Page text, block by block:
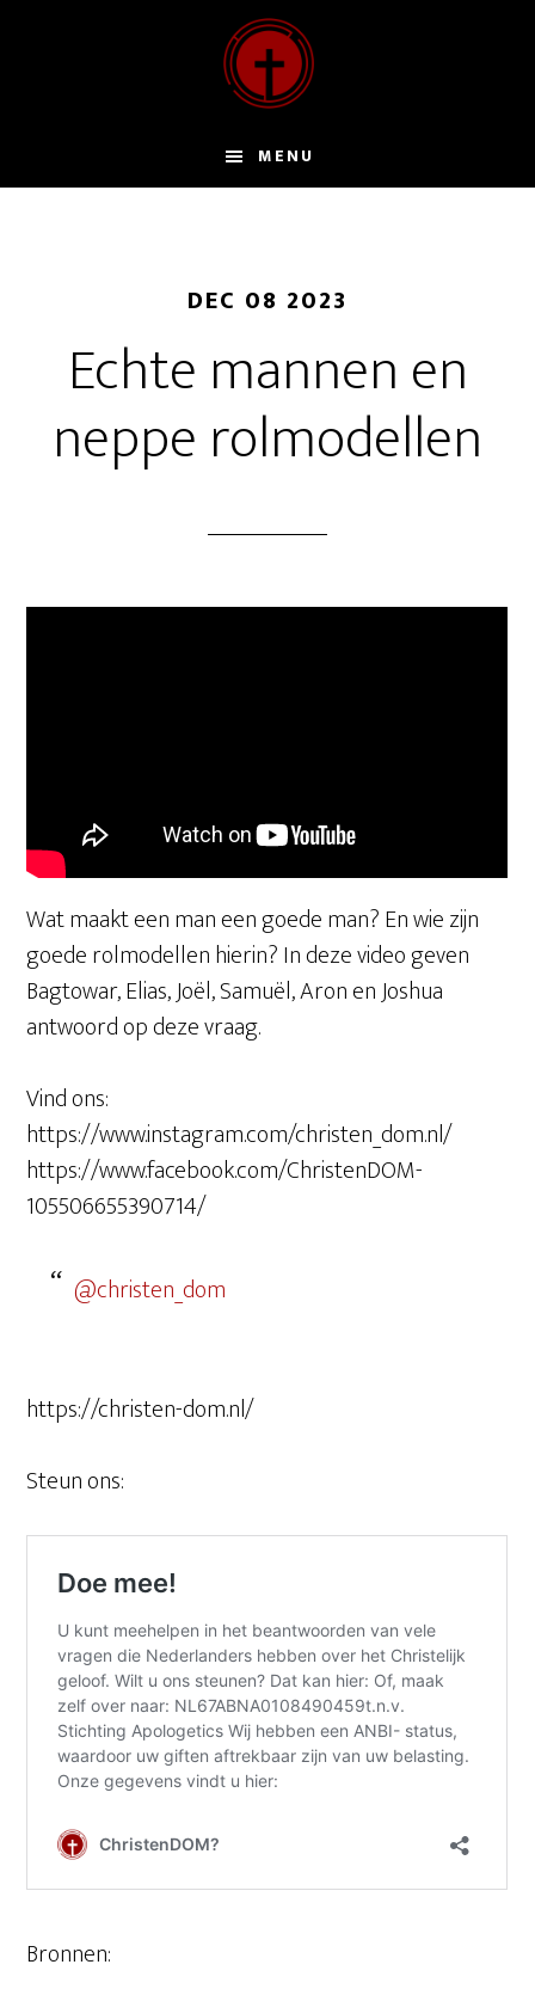
MENU
DEC 08 2023
Echte mannen en
neppe rolmodellen
Wat maakt een man een goede man? En wie zijn
goede rolmodellen hierin? In deze video geven
Bagtowar, Elias, Joël, Samuël, Aron en Joshua
antwoord op deze vraag.
Vind ons:
https://www.instagram.com/christen_dom.nl/
https://www.facebook.com/ChristenDOM-
105506655390714/
@christen_dom
https://christen-dom.nl/
Steun ons:
Bronnen: